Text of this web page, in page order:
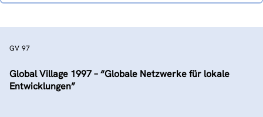
GV 97
Global Village 1997 – “Globale Netzwerke für lokale
Entwicklungen”